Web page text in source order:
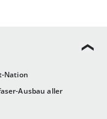
Nation
Ausbau aller